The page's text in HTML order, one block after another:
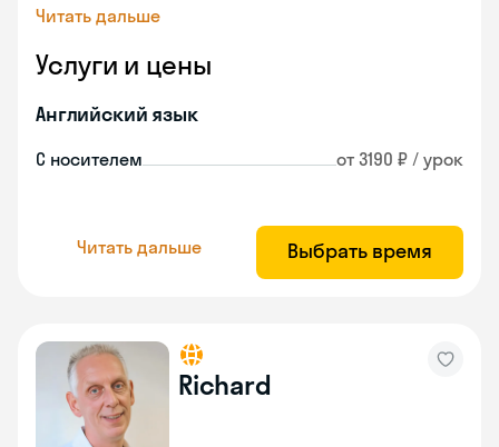
Читать дальше
Услуги и цены
Английский язык
С носителем от 3190 ₽ / урок
Читать дальше Выбрать время
Richard